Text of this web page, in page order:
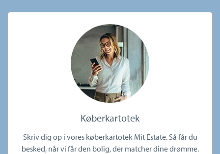
Køberkartotek
Skriv dig op i vores køberkartotek Mit Estate. Så får du
besked, når vi får den bolig, der matcher dine drømme.